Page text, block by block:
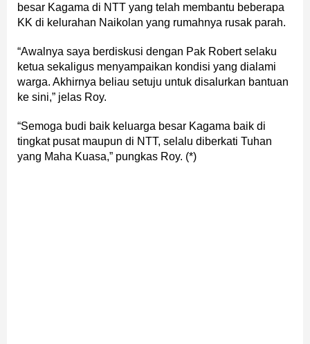
besar Kagama di NTT yang telah membantu beberapa
KK di kelurahan Naikolan yang rumahnya rusak parah.
“Awalnya saya berdiskusi dengan Pak Robert selaku
ketua sekaligus menyampaikan kondisi yang dialami
warga. Akhirnya beliau setuju untuk disalurkan bantuan
ke sini,” jelas Roy.
“Semoga budi baik keluarga besar Kagama baik di
tingkat pusat maupun di NTT, selalu diberkati Tuhan
yang Maha Kuasa,” pungkas Roy. (*)